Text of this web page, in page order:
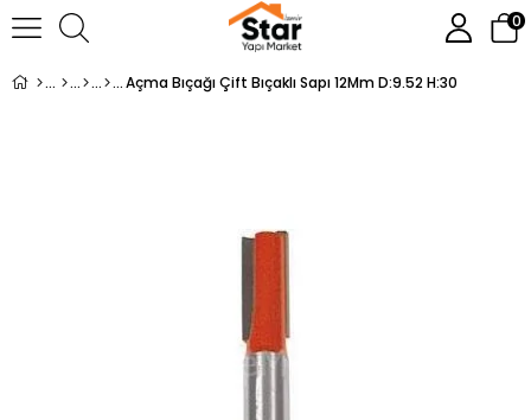
0
Açma Bıçağı Çift Bıçaklı Sapı 12Mm D:9.52 H:30